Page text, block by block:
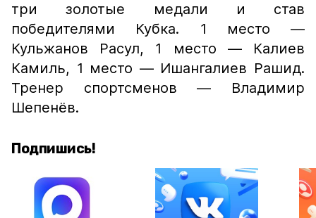
три золотые медали и став
победителями Кубка. 1 место —
Кульжанов Расул, 1 место — Калиев
Камиль, 1 место — Ишангалиев Рашид.
Тренер спортсменов — Владимир
Шепенёв.
Подпишись!